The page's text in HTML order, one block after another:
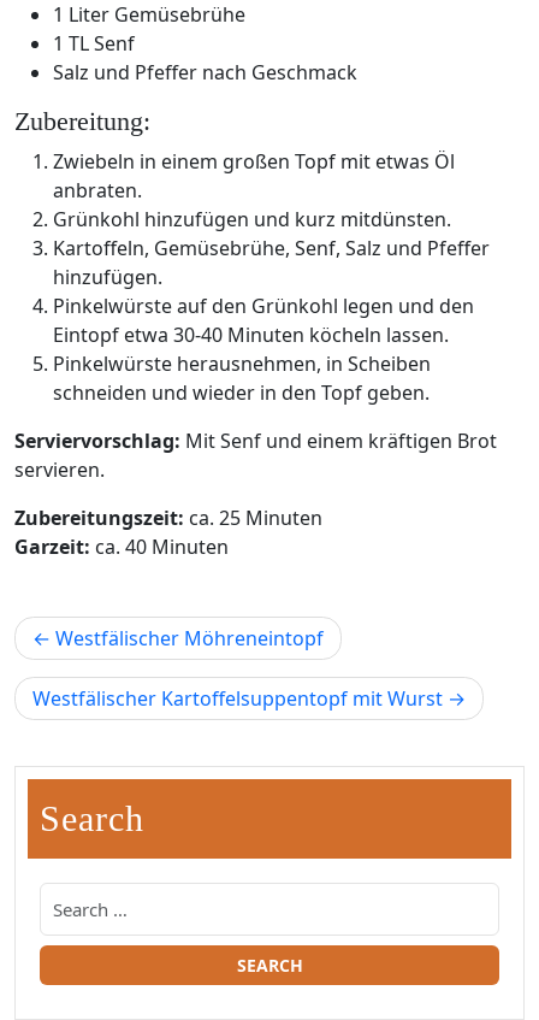
1 Liter Gemüsebrühe
1 TL Senf
Salz und Pfeffer nach Geschmack
Zubereitung:
Zwiebeln in einem großen Topf mit etwas Öl
anbraten.
Grünkohl hinzufügen und kurz mitdünsten.
Kartoffeln, Gemüsebrühe, Senf, Salz und Pfeffer
hinzufügen.
Pinkelwürste auf den Grünkohl legen und den
Eintopf etwa 30-40 Minuten köcheln lassen.
Pinkelwürste herausnehmen, in Scheiben
schneiden und wieder in den Topf geben.
Serviervorschlag: Mit Senf und einem kräftigen Brot
servieren.
Zubereitungszeit: ca. 25 Minuten
Garzeit: ca. 40 Minuten
Beitragsnavigation
Westfälischer Möhreneintopf
Westfälischer Kartoffelsuppentopf mit Wurst
Search